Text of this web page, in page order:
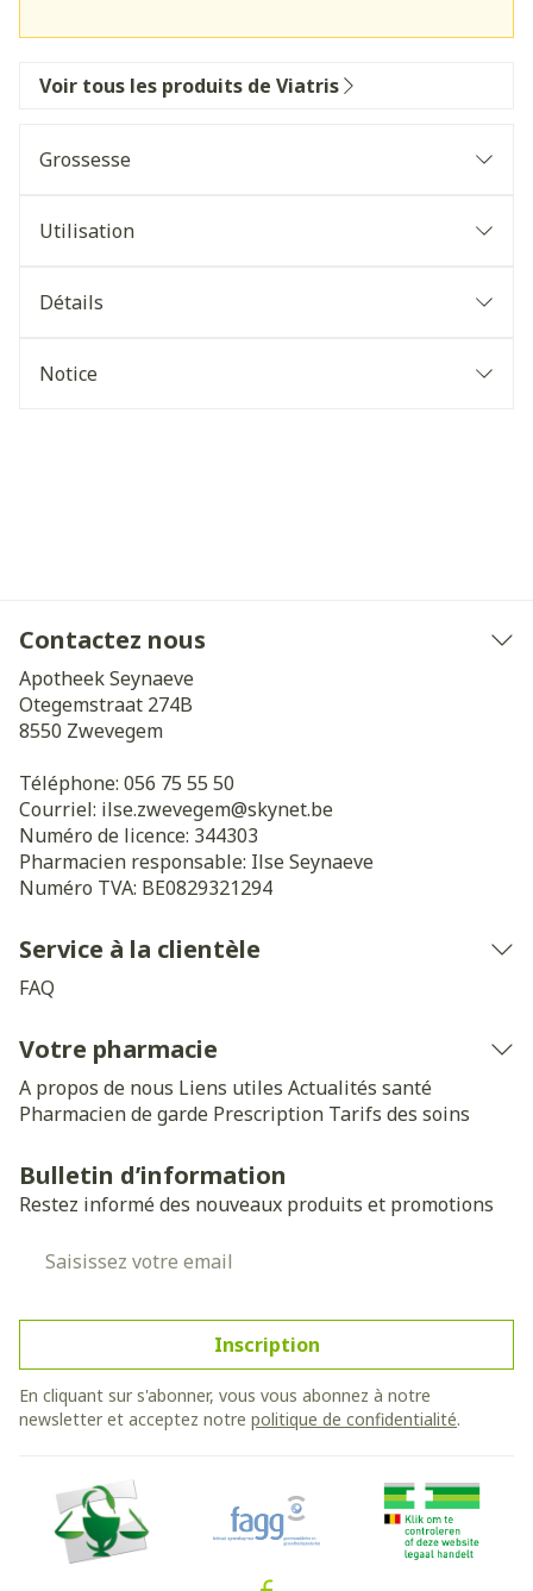
Voir tous les produits de Viatris
Grossesse
Utilisation
Détails
Notice
Contactez nous
Apotheek Seynaeve
Otegemstraat 274B
8550 Zwevegem
Téléphone: 056 75 55 50
Courriel: ilse.zwevegem@skynet.be
Numéro de licence: 344303
Pharmacien responsable: Ilse Seynaeve
Numéro TVA: BE0829321294
Service à la clientèle
FAQ
Votre pharmacie
A propos de nous Liens utiles Actualités santé
Pharmacien de garde Prescription Tarifs des soins
Bulletin d’information
Restez informé des nouveaux produits et promotions
Inscription
En cliquant sur s'abonner, vous vous abonnez à notre
newsletter et acceptez notre politique de confidentialité.